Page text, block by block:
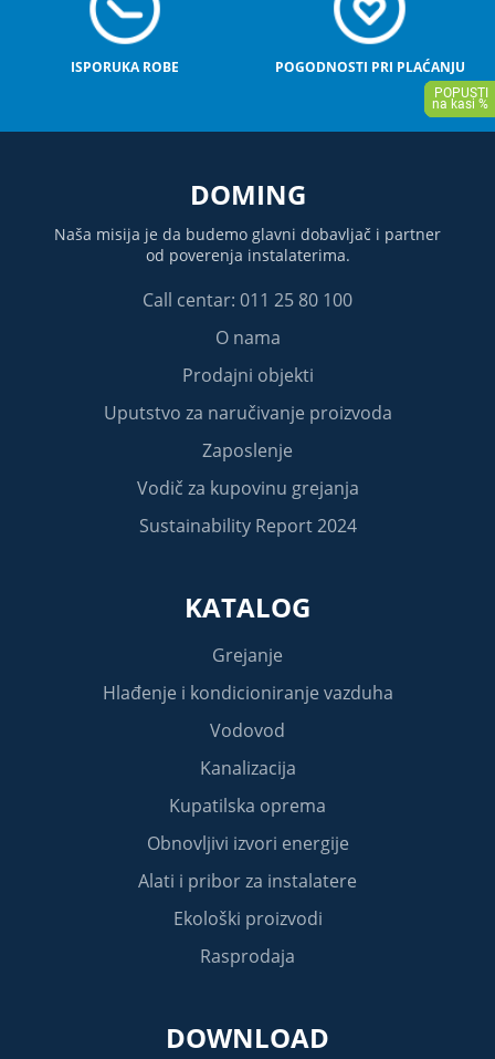
ISPORUKA ROBE POGODNOSTI PRI PLAĆANJU
DOMING
Naša misija je da budemo glavni dobavljač i partner
od poverenja instalaterima.
Call centar: 011 25 80 100
O nama
Prodajni objekti
Uputstvo za naručivanje proizvoda
Zaposlenje
Vodič za kupovinu grejanja
Sustainability Report 2024
KATALOG
Grejanje
Hlađenje i kondicioniranje vazduha
Vodovod
Kanalizacija
Kupatilska oprema
Obnovljivi izvori energije
Alati i pribor za instalatere
Ekološki proizvodi
Rasprodaja
DOWNLOAD